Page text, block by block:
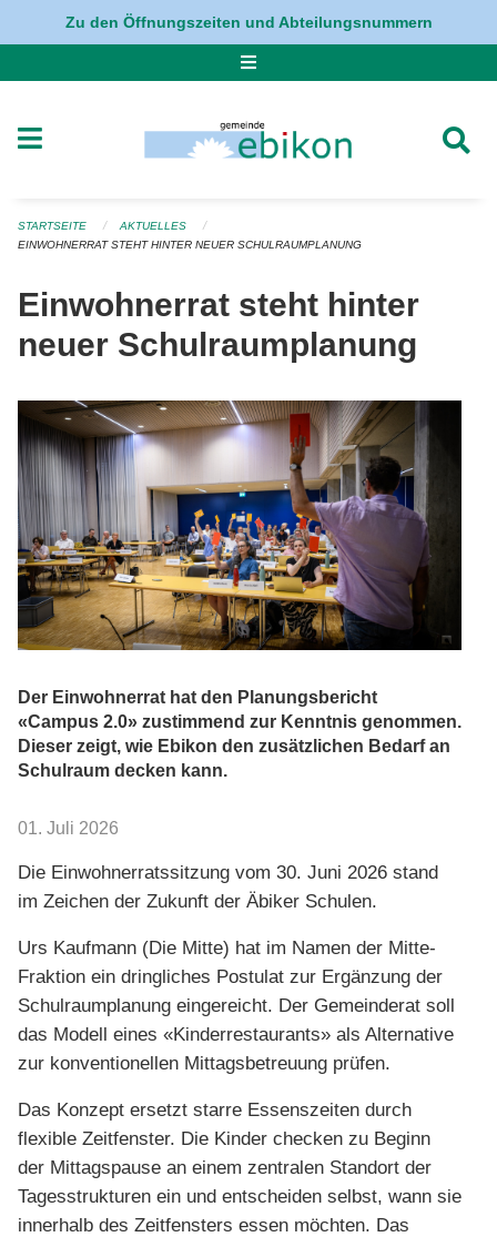
Navigation überspringen
Zu den Öffnungszeiten und Abteilungsnummern
STARTSEITE
AKTUELLES
EINWOHNERRAT STEHT HINTER NEUER SCHULRAUMPLANUNG
Einwohnerrat steht hinter
neuer Schulraumplanung
Der Einwohnerrat hat den Planungsbericht
«Campus 2.0» zustimmend zur Kenntnis genommen.
Dieser zeigt, wie Ebikon den zusätzlichen Bedarf an
Schulraum decken kann.
01. Juli 2026
Die Einwohnerratssitzung vom 30. Juni 2026 stand
im Zeichen der Zukunft der Äbiker Schulen.
Urs Kaufmann (Die Mitte) hat im Namen der Mitte-
Fraktion ein dringliches Postulat zur Ergänzung der
Schulraumplanung eingereicht. Der Gemeinderat soll
das Modell eines «Kinderrestaurants» als Alternative
zur konventionellen Mittagsbetreuung prüfen.
Das Konzept ersetzt starre Essenszeiten durch
flexible Zeitfenster. Die Kinder checken zu Beginn
der Mittagspause an einem zentralen Standort der
Tagesstrukturen ein und entscheiden selbst, wann sie
innerhalb des Zeitfensters essen möchten. Das